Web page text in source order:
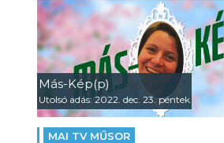
Más-Kép(p)
Utolsó adás: 2022. dec. 23. péntek
MAI TV MŰSOR